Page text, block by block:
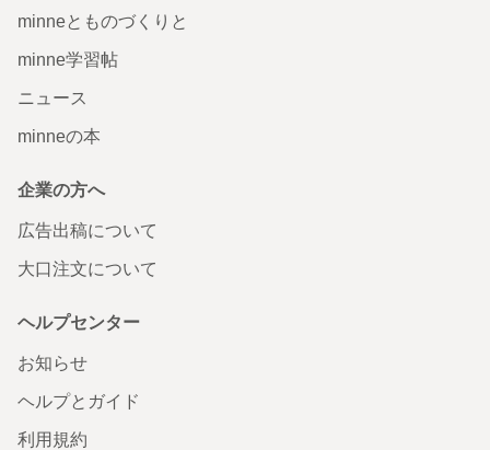
minneとものづくりと
minne学習帖
ニュース
minneの本
企業の方へ
広告出稿について
大口注文について
ヘルプセンター
お知らせ
ヘルプとガイド
利用規約